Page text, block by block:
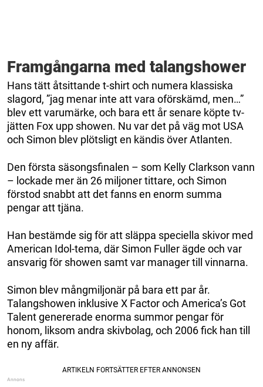
Framgångarna med talangshower
Hans tätt åtsittande t-shirt och numera klassiska
slagord, ”jag menar inte att vara oförskämd, men…”
blev ett varumärke, och bara ett år senare köpte tv-
jätten Fox upp showen. Nu var det på väg mot USA
och Simon blev plötsligt en kändis över Atlanten.
Den första säsongsfinalen – som Kelly Clarkson vann
– lockade mer än 26 miljoner tittare, och Simon
förstod snabbt att det fanns en enorm summa
pengar att tjäna.
Han bestämde sig för att släppa speciella skivor med
American Idol-tema, där Simon Fuller ägde och var
ansvarig för showen samt var manager till vinnarna.
Simon blev mångmiljonär på bara ett par år.
Talangshowen inklusive X Factor och America’s Got
Talent genererade enorma summor pengar för
honom, liksom andra skivbolag, och 2006 fick han till
en ny affär.